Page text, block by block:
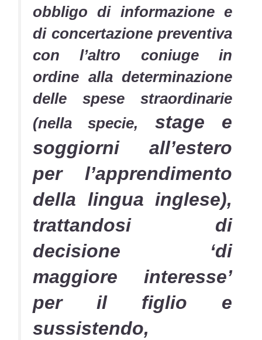
obbligo di informazione e
di concertazione preventiva
con l’altro coniuge in
ordine alla determinazione
delle spese straordinarie
(nella specie,
stage e
soggiorni all’estero
per l’apprendimento
della lingua inglese),
trattandosi di
decisione ‘di
maggiore interesse’
per il figlio e
sussistendo,